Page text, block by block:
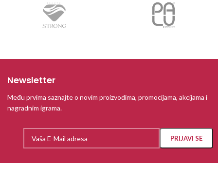
Newsletter
Među prvima saznajte o novim proizvodima, promocijama, akcijama i
nagradnim igrama.